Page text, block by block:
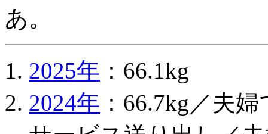
あ。
2025年 ：66.1kg
2024年 ：66.7kg／夫